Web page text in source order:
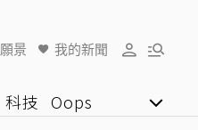
願景 我的新聞
科技 Oops